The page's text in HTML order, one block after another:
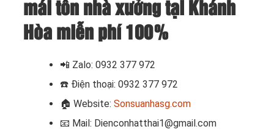
mái tôn nhà xưởng tại Khánh
Hòa miễn phí 100%
📲 Zalo: 0932 377 972
☎️ Điện thoại: 0932 377 972
🏠 Website: Sonsuanhasg.com
📧 Mail: Dienconhatthai1@gmail.com